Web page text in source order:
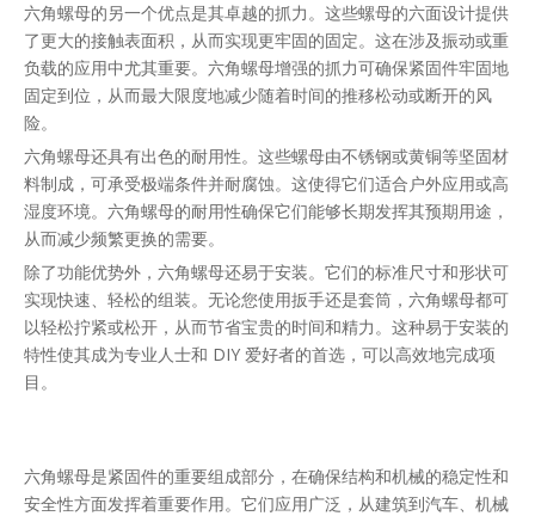
六角螺母的另一个优点是其卓越的抓力。这些螺母的六面设计提供
了更大的接触表面积，从而实现更牢固的固定。这在涉及振动或重
负载的应用中尤其重要。六角螺母增强的抓力可确保紧固件牢固地
固定到位，从而最大限度地减少随着时间的推移松动或断开的风
险。
六角螺母还具有出色的耐用性。这些螺母由不锈钢或黄铜等坚固材
料制成，可承受极端条件并耐腐蚀。这使得它们适合户外应用或高
湿度环境。六角螺母的耐用性确保它们能够长期发挥其预期用途，
从而减少频繁更换的需要。
除了功能优势外，六角螺母还易于安装。它们的标准尺寸和形状可
实现快速、轻松的组装。无论您使用扳手还是套筒，六角螺母都可
以轻松拧紧或松开，从而节省宝贵的时间和精力。这种易于安装的
特性使其成为专业人士和 DIY 爱好者的首选，可以高效地完成项
目。
六角螺母是紧固件的重要组成部分，在确保结构和机械的稳定性和
安全性方面发挥着重要作用。它们应用广泛，从建筑到汽车、机械